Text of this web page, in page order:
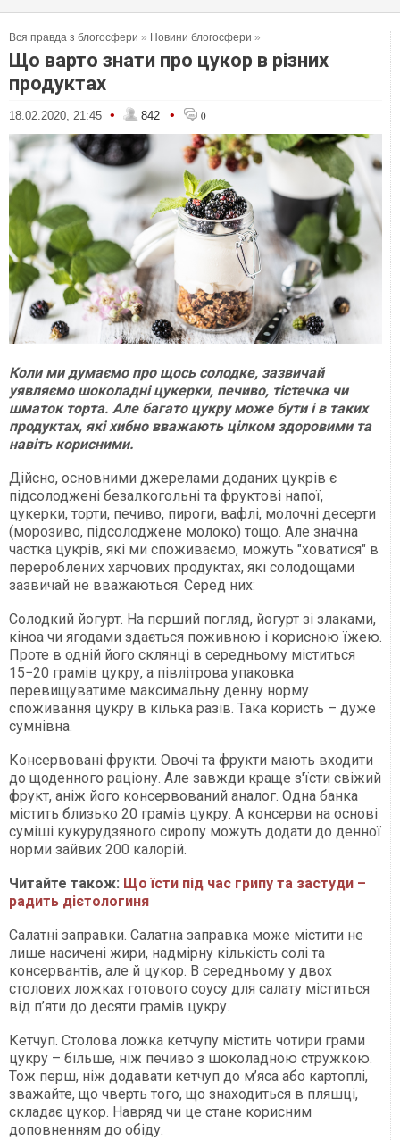
Вся правда з блогосфери » Новини блогосфери »
Що варто знати про цукор в різних
продуктах
18.02.2020, 21:45 • 842 • 0
Коли ми думаємо про щось солодке, зазвичай
уявляємо шоколадні цукерки, печиво, тістечка чи
шматок торта. Але багато цукру може бути і в таких
продуктах, які хибно вважають цілком здоровими та
навіть корисними.
Дійсно, основними джерелами доданих цукрів є
підсолоджені безалкогольні та фруктові напої,
цукерки, торти, печиво, пироги, вафлі, молочні десерти
(морозиво, підсолоджене молоко) тощо. Але значна
частка цукрів, які ми споживаємо, можуть "ховатися" в
перероблених харчових продуктах, які солодощами
зазвичай не вважаються. Серед них:
Солодкий йогурт. На перший погляд, йогурт зі злаками,
кіноа чи ягодами здається поживною і корисною їжею.
Проте в одній його склянці в середньому міститься
15−20 грамів цукру, а півлітрова упаковка
перевищуватиме максимальну денну норму
споживання цукру в кілька разів. Така користь – дуже
сумнівна.
Консервовані фрукти. Овочі та фрукти мають входити
до щоденного раціону. Але завжди краще з'їсти свіжий
фрукт, аніж його консервований аналог. Одна банка
містить близько 20 грамів цукру. А консерви на основі
суміші кукурудзяного сиропу можуть додати до денної
норми зайвих 200 калорій.
Читайте також: Що їсти під час грипу та застуди –
радить дієтологиня
Салатні заправки. Салатна заправка може містити не
лише насичені жири, надмірну кількість солі та
консервантів, але й цукор. В середньому у двох
столових ложках готового соусу для салату міститься
від п’яти до десяти грамів цукру.
Кетчуп. Столова ложка кетчупу містить чотири грами
цукру – більше, ніж печиво з шоколадною стружкою.
Тож перш, ніж додавати кетчуп до м’яса або картоплі,
зважайте, що чверть того, що знаходиться в пляшці,
складає цукор. Навряд чи це стане корисним
доповненням до обіду.